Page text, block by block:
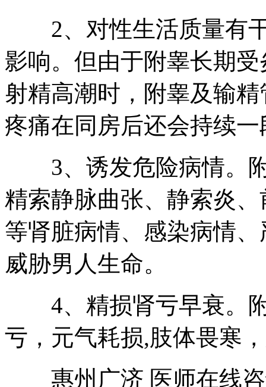
2、对性生活质量有干
影响。但由于附睾长期
射精高潮时，附睾及输
疼痛在同房后还会持续
3、诱发危险病情。附
精索静脉曲张、静索炎
等肾脏病情、感染病情
威胁男人生命。
4、精损肾亏早衰。附
亏，元气耗损,肢体畏寒
惠州广济 医师在线咨